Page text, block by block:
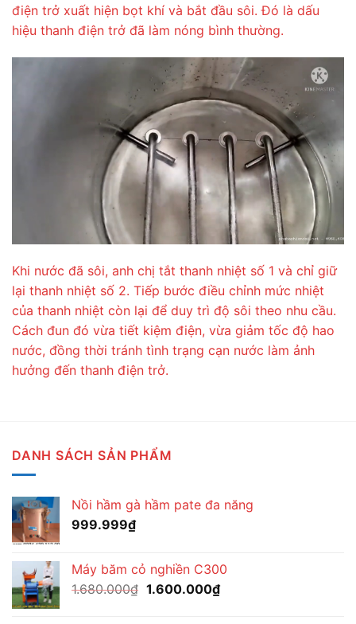
điện trở xuất hiện bọt khí và bắt đầu sôi. Đó là dấu
hiệu thanh điện trở đã làm nóng bình thường.
Khi nước đã sôi, anh chị tắt thanh nhiệt số 1 và chỉ giữ
lại thanh nhiệt số 2. Tiếp bước điều chỉnh mức nhiệt
của thanh nhiệt còn lại để duy trì độ sôi theo nhu cầu.
Cách đun đó vừa tiết kiệm điện, vừa giảm tốc độ hao
nước, đồng thời tránh tình trạng cạn nước làm ảnh
hưởng đến thanh điện trở.
DANH SÁCH SẢN PHẨM
Nồi hầm gà hầm pate đa năng
999.999₫
Máy băm cỏ nghiền C300
1.680.000₫ Giá
1.600.000₫Giá